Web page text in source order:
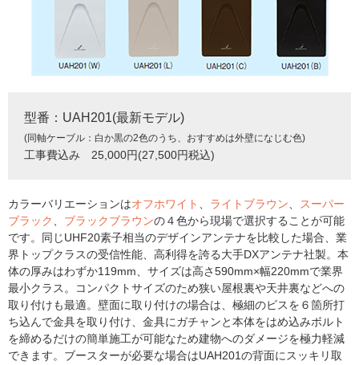
型番：UAH201(最新モデル)
(同軸ケーブル：白か黒の2色のうち、おすすめは外壁になじむ色)
工事費込み 25,000円(27,500円税込)
カラーバリエーションはオフホワイト ライトブラウン
スーパー
ブラック
ブラックブラウンの４色から現場で選択することが可能
です。同じUHF20素子相当のデザインアンテナを比較した場合、業
界トップクラスの受信性能、高利得を誇る大手DXアンテナ社製。本
体の厚みはわずか119mm、サイズは高さ590mm×幅220mmで業界
最小クラス。コンパクトサイズのため狭い屋根裏や天井裏などへの
取り付けも最適。壁面に取り付けの場合は、極細のビスを６箇所打
ち込んで金具を取り付け、金具にガチャンと本体をはめ込みボルト
を締めるだけの簡単施工が可能なため建物へのダメージを極力軽減
できます。ブースターが必要な場合はUAH201の背面にスッキリ取